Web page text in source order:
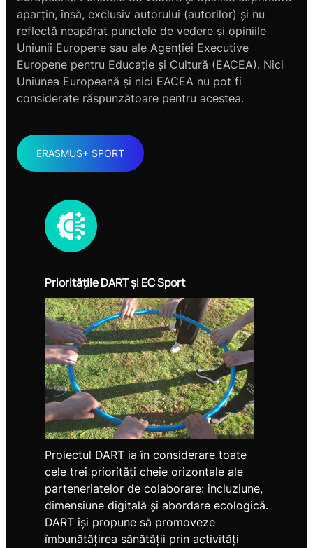
aparțin, însă, exclusiv autorului (autorilor) și nu
reflectă neapărat punctele de vedere și opiniile
Uniunii Europene sau ale Agenției Executive
Europene pentru Educație și Cultură (EACEA). Nici
Uniunea Europeană și nici EACEA nu pot fi
considerate răspunzătoare pentru acestea.
ERASMUS+ SPORT
Prioritățile DART și EC Sport
Proiectul DART ia în considerare toate
cele trei priorități cheie orizontale ale
parteneriatelor de colaborare: incluziune,
dimensiune digitală și abordare ecologică.
DART își propune să promoveze
îmbunătățirea sănătății prin activități